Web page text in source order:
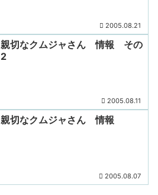
2005.08.21
親切なクムジャさん 情報 その
2
2005.08.11
親切なクムジャさん 情報
2005.08.07